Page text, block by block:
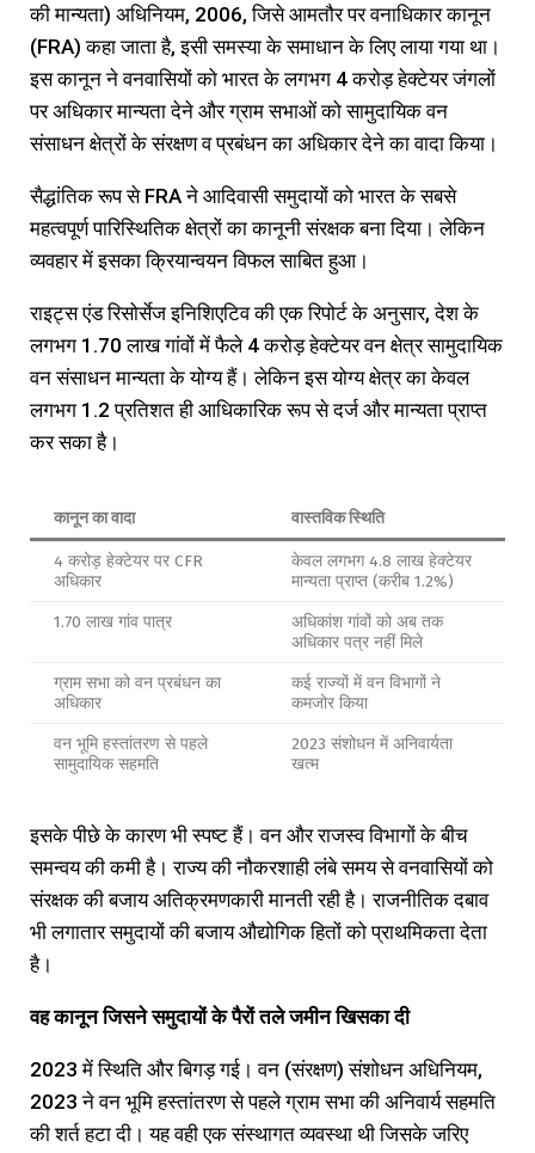
की मान्यता) अधिनियम, 2006, जिसे आमतौर पर वनाधिकार कानून
(FRA) कहा जाता है, इसी समस्या के समाधान के लिए लाया गया था।
इस कानून ने वनवासियों को भारत के लगभग 4 करोड़ हेक्टेयर जंगलों
पर अधिकार मान्यता देने और ग्राम सभाओं को सामुदायिक वन
संसाधन क्षेत्रों के संरक्षण व प्रबंधन का अधिकार देने का वादा किया।
सैद्धांतिक रूप से FRA ने आदिवासी समुदायों को भारत के सबसे
महत्वपूर्ण पारिस्थितिक क्षेत्रों का कानूनी संरक्षक बना दिया। लेकिन
व्यवहार में इसका क्रियान्वयन विफल साबित हुआ।
राइट्स एंड रिसोर्सेज इनिशिएटिव की एक रिपोर्ट के अनुसार, देश के
लगभग 1.70 लाख गांवों में फैले 4 करोड़ हेक्टेयर वन क्षेत्र सामुदायिक
वन संसाधन मान्यता के योग्य हैं। लेकिन इस योग्य क्षेत्र का केवल
लगभग 1.2 प्रतिशत ही आधिकारिक रूप से दर्ज और मान्यता प्राप्त
कर सका है।
कानून का वादा वास्तविक स्थिति
4 करोड़ हेक्टेयर पर CFR
अधिकार
केवल लगभग 4.8 लाख हेक्टेयर
मान्यता प्राप्त (करीब 1.2%)
1.70 लाख गांव पात्र
अधिकांश गांवों को अब तक
अधिकार पत्र नहीं मिले
ग्राम सभा को वन प्रबंधन का
अधिकार
कई राज्यों में वन विभागों ने
कमजोर किया
वन भूमि हस्तांतरण से पहले
सामुदायिक सहमति
2023 संशोधन में अनिवार्यता
खत्म
इसके पीछे के कारण भी स्पष्ट हैं। वन और राजस्व विभागों के बीच
समन्वय की कमी है। राज्य की नौकरशाही लंबे समय से वनवासियों को
संरक्षक की बजाय अतिक्रमणकारी मानती रही है। राजनीतिक दबाव
भी लगातार समुदायों की बजाय औद्योगिक हितों को प्राथमिकता देता
है।
वह कानून जिसने समुदायों के पैरों तले जमीन खिसका दी
2023 में स्थिति और बिगड़ गई। वन (संरक्षण) संशोधन अधिनियम,
2023 ने वन भूमि हस्तांतरण से पहले ग्राम सभा की अनिवार्य सहमति
की शर्त हटा दी। यह वही एक संस्थागत व्यवस्था थी जिसके जरिए